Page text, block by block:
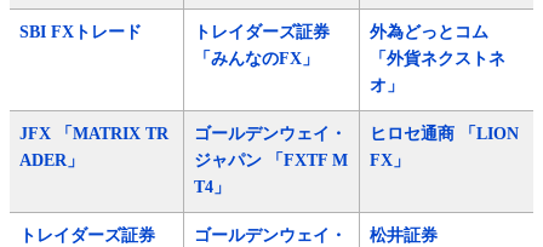
SBI FXトレード
トレイダーズ証券
「みんなのFX」
外為どっとコム
「外貨ネクストネ
オ」
JFX 「MATRIX TR
ADER」
ゴールデンウェイ・
ジャパン 「FXTF M
T4」
ヒロセ通商 「LION
FX」
トレイダーズ証券
ゴールデンウェイ・
松井証券